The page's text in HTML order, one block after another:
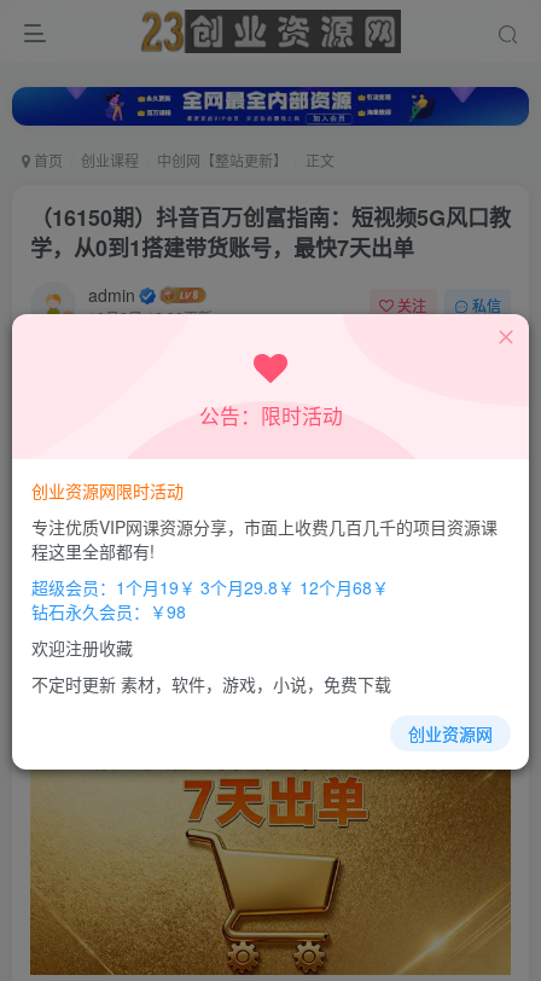
首页 创业课程 中创网【整站更新】 正文
（16150期）抖音百万创富指南：短视频5G风口教
学，从0到1搭建带货账号，最快7天出单
admin
10月2日 16:30更新
关注 私信
超级会员
立即购买
您当前未登录！建议登陆后购买，办理会员包月更省钱，可保存购
公告：限时活动
创业资源网限时活动
专注优质VIP网课资源分享，市面上收费几百几千的项目资源课
程这里全部都有!
超级会员：1个月19￥ 3个月29.8￥ 12个月68￥
钻石永久会员：￥98
欢迎注册收藏
不定时更新 素材，软件，游戏，小说，免费下载
创业资源网